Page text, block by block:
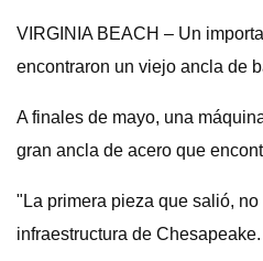
VIRGINIA BEACH – Un
encontraron un viejo ancla de
A finales de mayo, una
gran ancla de acero que
"La primera pieza que salió,
infraestructura de